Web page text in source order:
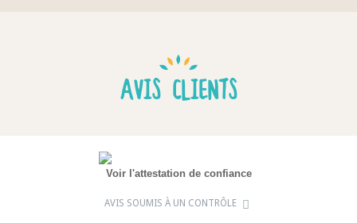
AVIS CLIENTS
Voir l'attestation de confiance
AVIS SOUMIS À UN CONTRÔLE